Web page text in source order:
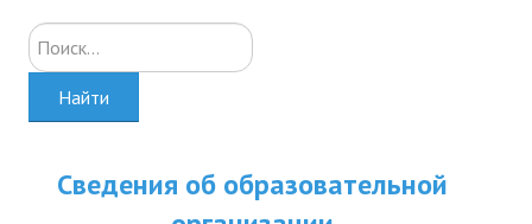
Искать...
Найти
Сведения об образовательной